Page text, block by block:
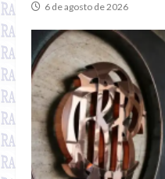
6 de agosto de 2026